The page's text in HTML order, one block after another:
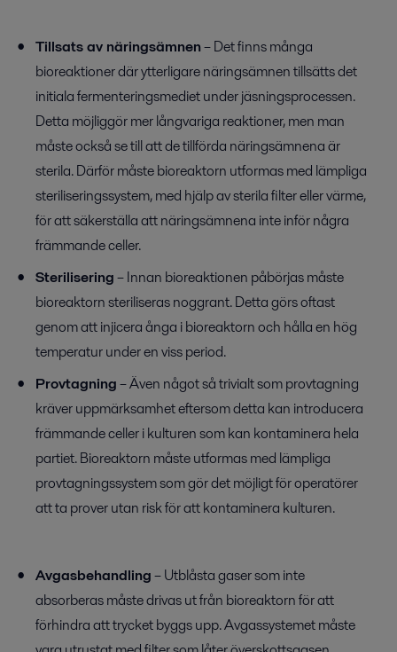
Tillsats av näringsämnen– Det finns många
bioreaktioner där ytterligare näringsämnen tillsätts det
initiala fermenteringsmediet under jäsningsprocessen.
Detta möjliggör mer långvariga reaktioner, men man
måste också se till att de tillförda näringsämnena är
sterila. Därför måste bioreaktorn utformas med lämpliga
steriliseringssystem, med hjälp av sterila filter eller värme,
för att säkerställa att näringsämnena inte inför några
främmande celler.
Sterilisering– Innan bioreaktionen påbörjas måste
bioreaktorn steriliseras noggrant. Detta görs oftast
genom att injicera ånga i bioreaktorn och hålla en hög
temperatur under en viss period.
Provtagning– Även något så trivialt som provtagning
kräver uppmärksamhet eftersom detta kan introducera
främmande celler i kulturen som kan kontaminera hela
partiet. Bioreaktorn måste utformas med lämpliga
provtagningssystem som gör det möjligt för operatörer
att ta prover utan risk för att kontaminera kulturen.
Avgasbehandling– Utblåsta gaser som inte
absorberas måste drivas ut från bioreaktorn för att
förhindra att trycket byggs upp. Avgassystemet måste